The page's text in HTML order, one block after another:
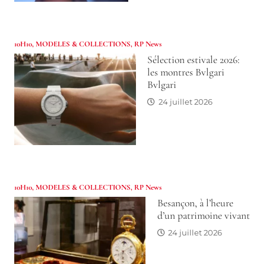
10H10,MODELES & COLLECTIONS, RP News
Sélection estivale 2026:
les montres Bvlgari
Bvlgari
24 juillet 2026
10H10,MODELES & COLLECTIONS, RP News
Besançon, à l’heure
d’un patrimoine vivant
24 juillet 2026